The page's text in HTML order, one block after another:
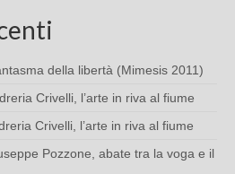
della libertà (Mimesis 2011)
Crivelli, l’arte in riva al fiume
Crivelli, l’arte in riva al fiume
Pozzone, abate tra la voga e il